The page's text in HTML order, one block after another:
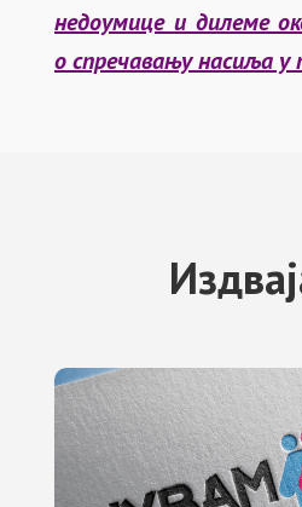
недоумице и дилеме
о спречавању насиља у